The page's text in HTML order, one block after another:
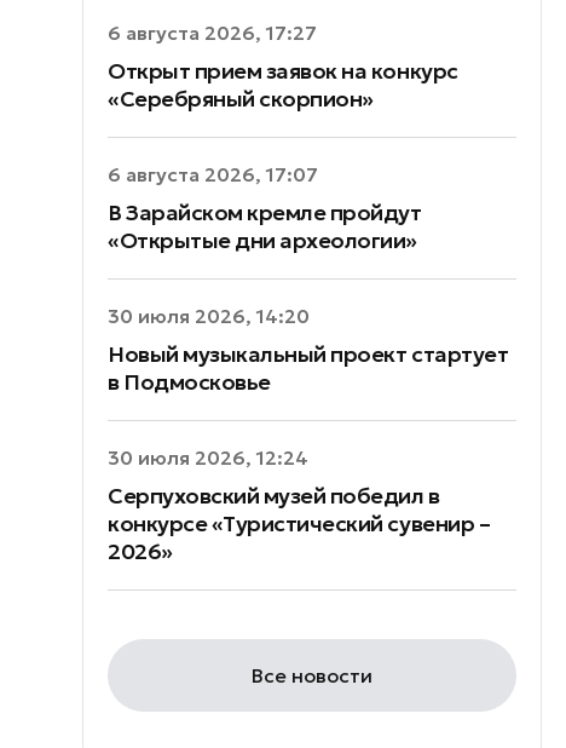
6 августа 2026, 17:27
Открыт прием заявок на конкурс
«Серебряный скорпион»
6 августа 2026, 17:07
В Зарайском кремле пройдут
«Открытые дни археологии»
30 июля 2026, 14:20
Новый музыкальный проект стартует
в Подмосковье
30 июля 2026, 12:24
Серпуховский музей победил в
конкурсе «Туристический сувенир –
2026»
Все новости